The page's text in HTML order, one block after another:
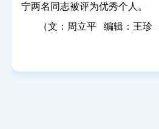
宁两名同志被评为优秀个人。
（文：周立平
编辑：王珍